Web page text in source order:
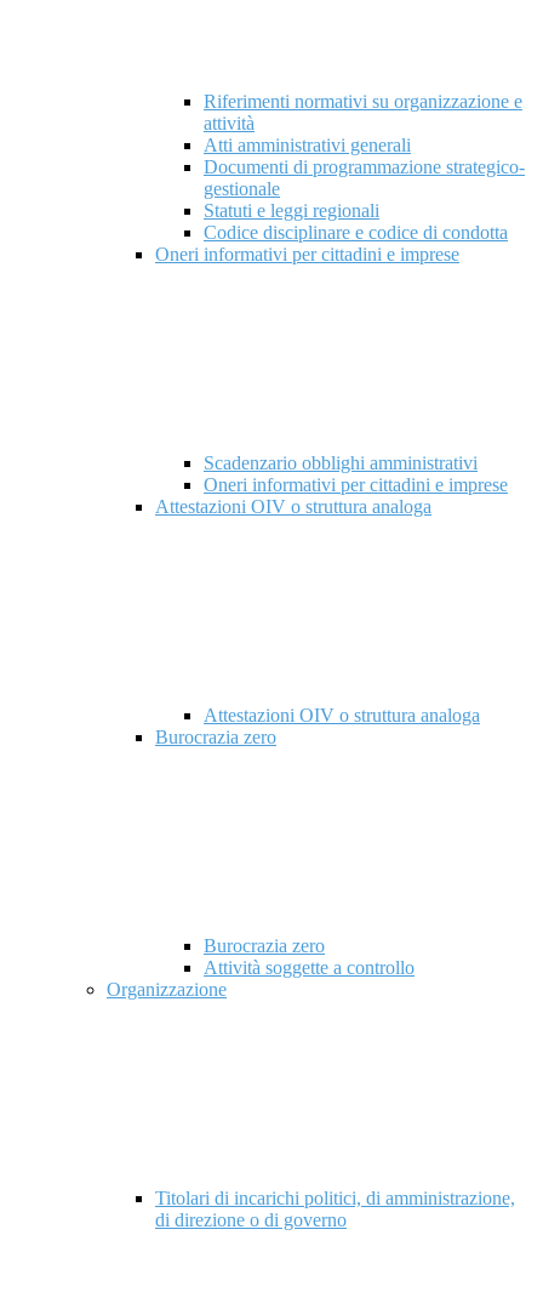
Riferimenti normativi su organizzazione e
attività
Atti amministrativi generali
Documenti di programmazione strategico-
gestionale
Statuti e leggi regionali
Codice disciplinare e codice di condotta
Oneri informativi per cittadini e imprese
Scadenzario obblighi amministrativi
Oneri informativi per cittadini e imprese
Attestazioni OIV o struttura analoga
Attestazioni OIV o struttura analoga
Burocrazia zero
Burocrazia zero
Attività soggette a controllo
Organizzazione
Titolari di incarichi politici, di amministrazione,
di direzione o di governo